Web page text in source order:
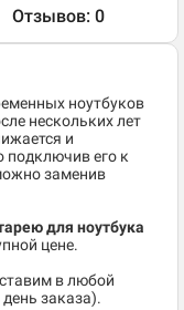
Отзывов: 0
ноутбуков
нескольких лет
и
подключив его к
заменив
для ноутбука
цене.
в любой
заказа).